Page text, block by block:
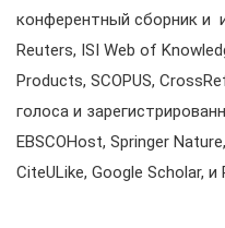
конферентный сборник и
Reuters, ISI Web of
Products, SCOPUS,
голоса и
EBSCОHost, Springer
CiteULike, Google Scholar,